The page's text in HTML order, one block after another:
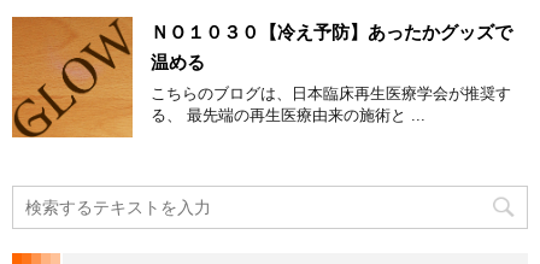
ＮＯ１０３０【冷え予防】あったかグッズで
温める
こちらのブログは、日本臨床再生医療学会が推奨す
る、 最先端の再生医療由来の施術と ...